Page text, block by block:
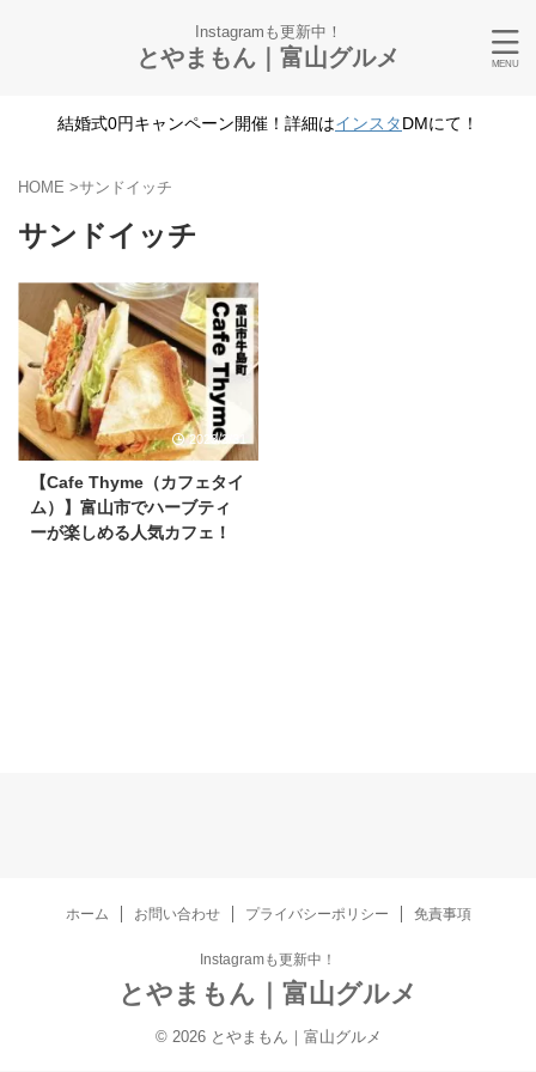
Instagramも更新中！
とやまもん｜富山グルメ
結婚式0円キャンペーン開催！詳細はインスタDMにて！
HOME >サンドイッチ
サンドイッチ
2023/3/31
【Cafe Thyme（カフェタイ
ム）】富山市でハーブティ
ーが楽しめる人気カフェ！
ホーム お問い合わせ プライバシーポリシー 免責事項
Instagramも更新中！
とやまもん｜富山グルメ
© 2026 とやまもん｜富山グルメ